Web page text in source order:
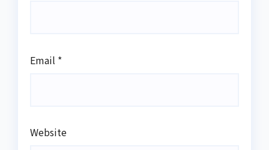
Email *
Website